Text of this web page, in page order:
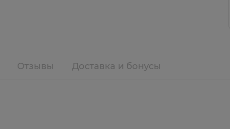
Отзывы Доставка и бонусы